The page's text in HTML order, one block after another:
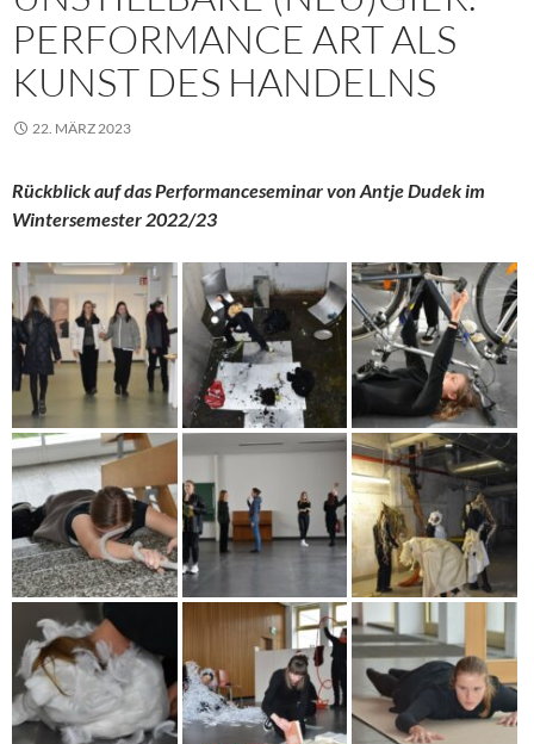
PERFORMANCE ART ALS
KUNST DES HANDELNS
22. MÄRZ 2023
Rückblick auf das Performanceseminar von Antje Dudek im
Wintersemester 2022/23